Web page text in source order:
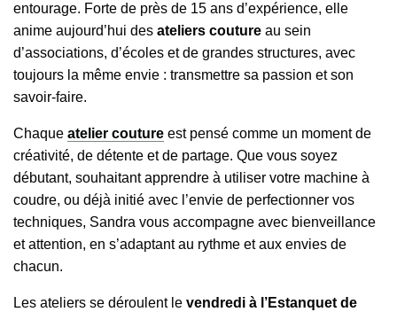
entourage. Forte de près de 15 ans d’expérience, elle
anime aujourd’hui des ateliers coutureau sein
d’associations, d’écoles et de grandes structures, avec
toujours la même envie : transmettre sa passion et son
savoir-faire.
Chaque atelier coutureest pensé comme un moment de
créativité, de détente et de partage. Que vous soyez
débutant, souhaitant apprendre à utiliser votre machine à
coudre, ou déjà initié avec l’envie de perfectionner vos
techniques, Sandra vous accompagne avec bienveillance
et attention, en s’adaptant au rythme et aux envies de
chacun.
Les ateliers se déroulent le vendredi à l’Estanquet de